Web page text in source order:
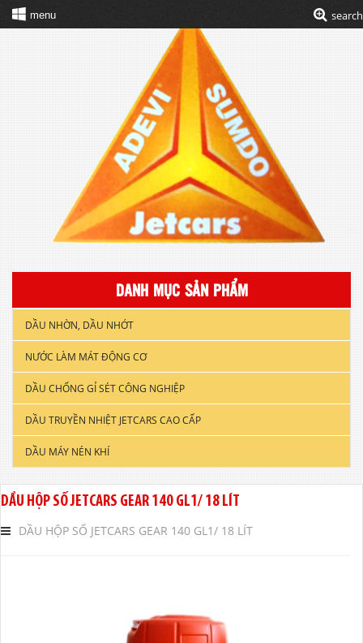
menu search
DANH MỤC SẢN PHẨM
DẦU NHỜN, DẦU NHỚT
DẦU NHỚT XE GẮN MÁY
DẦU ĐỘNG CƠ XE TẢI & TÀU THUYỀN
DẦU NHỚT CÔNG NGHIỆP
DẦU CẮT GỌT KIM LOẠI
DẦU NHỚT THỦY LỰC CAO CẤP
DẦU NHỚT HỘP SỐ
NƯỚC LÀM MÁT ĐỘNG CƠ
DẦU CHỐNG GỈ SÉT CÔNG NGHIỆP
DẦU TRUYỀN NHIỆT JETCARS CAO CẤP
DẦU MÁY NÉN KHÍ
DẦU HỘP SỐ JETCARS GEAR 140 GL1/ 18 LÍT
DẦU HỘP SỐ JETCARS GEAR 140 GL1/ 18 LÍT